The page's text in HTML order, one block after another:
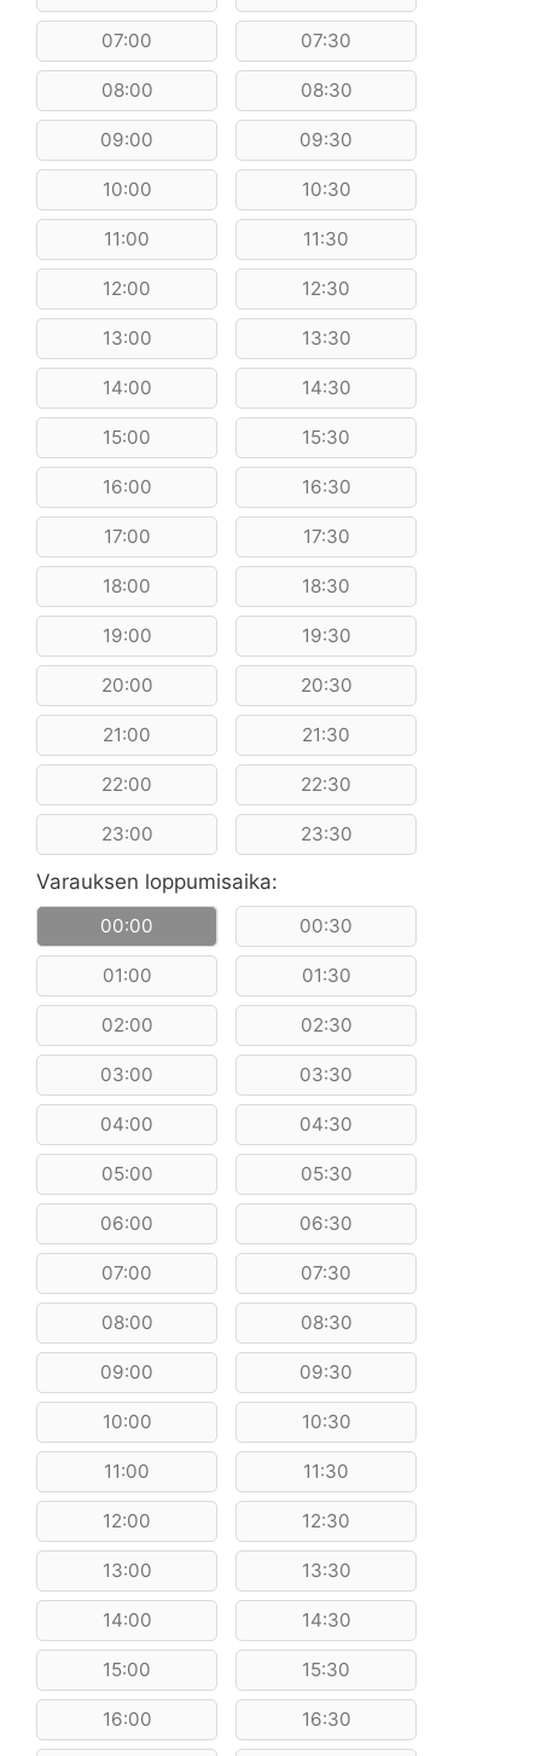
07:00 07:30
08:00 08:30
09:00 09:30
10:00 10:30
11:00 11:30
12:00 12:30
13:00 13:30
14:00 14:30
15:00 15:30
16:00 16:30
17:00 17:30
18:00 18:30
19:00 19:30
20:00 20:30
21:00 21:30
22:00 22:30
23:00 23:30
Varauksen loppumisaika:
00:00 00:30
01:00 01:30
02:00 02:30
03:00 03:30
04:00 04:30
05:00 05:30
06:00 06:30
07:00 07:30
08:00 08:30
09:00 09:30
10:00 10:30
11:00 11:30
12:00 12:30
13:00 13:30
14:00 14:30
15:00 15:30
16:00 16:30